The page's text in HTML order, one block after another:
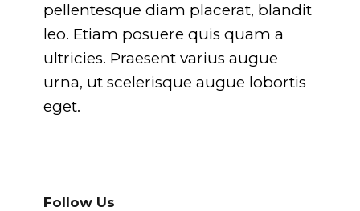
pellentesque diam placerat, blandit
leo. Etiam posuere quis quam a
ultricies. Praesent varius augue
urna, ut scelerisque augue lobortis
eget.
Follow Us